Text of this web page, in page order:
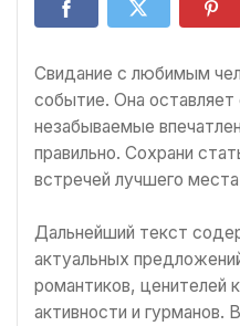
Свидание с любимым
событие. Она оставляет
незабываемые
правильно. Сохрани
встречей лучшего
Дальнейший текст
актуальных
романтиков, ценителей
активности и гурманов.